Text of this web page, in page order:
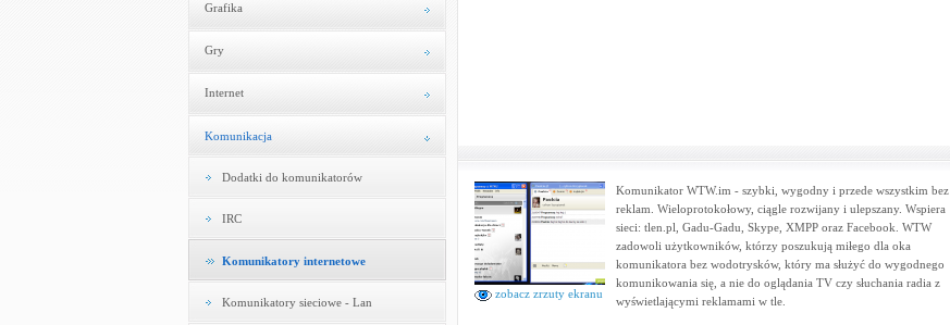
Grafika
Gry
Internet
Komunikacja
Dodatki do komunikatorów
IRC
Komunikatory internetowe
Komunikatory sieciowe - Lan
zobacz zrzuty ekranu
Komunikator WTW.im - szybki, wygodny i przede wszystkim bez
reklam. Wieloprotokołowy, ciągle rozwijany i ulepszany. Wspiera
sieci: tlen.pl, Gadu-Gadu, Skype, XMPP oraz Facebook. WTW
zadowoli użytkowników, którzy poszukują miłego dla oka
komunikatora bez wodotrysków, który ma służyć do wygodnego
komunikowania się, a nie do oglądania TV czy słuchania radia z
wyświetlającymi reklamami w tle.